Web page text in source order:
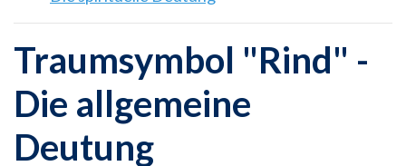
Traumsymbol "Rind" -
Die allgemeine
Deutung